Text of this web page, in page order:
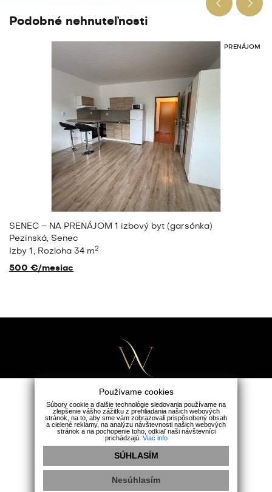
Podobné nehnuteľnosti
PRENÁJOM
SENEC – NA PRENÁJOM 1 izbový byt (garsónka)
Pezinská, Senec
Izby 1 Rozloha 34 m2
500 €/mesiac
Wealth Group
Holubia 5482/1A, 90301 Senec
+421 911 165 163
office@wealthgroup.sk
Ochrana osobných údajov
Používame cookies
Súbory cookie a ďalšie technológie sledovania používame na
zlepšenie vášho zážitku z prehliadania našich webových
stránok, na to, aby sme vám zobrazovali prispôsobený obsah
a cielené reklamy, na analýzu návštevnosti našich webových
stránok a na pochopenie toho, odkiaľ naši návštevníci
prichádzajú. Viac info
SÚHLASÍM
Nesúhlasím